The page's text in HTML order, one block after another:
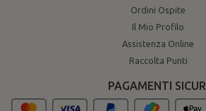
Ordini Ospite
Il Mio Profilo
Assistenza Online
Raccolta Punti
PAGAMENTI SICURI